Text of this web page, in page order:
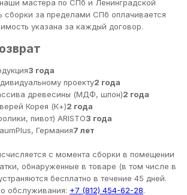
мастера по СПб и Ленинградской
сборки за пределами СПб оплачивается
указана за каждый договор.
3 года
проекту2 года
древесины (МДФ, шпон)2 года
Корея (К+)2 года
пивот) ARISTO3 года
Германия7 лет
с момента сборки в помещении
обнаруженные в товаре (в том числе в
бесплатно в течение 45 дней.
обслуживания: +7 (812) 454-62-28.